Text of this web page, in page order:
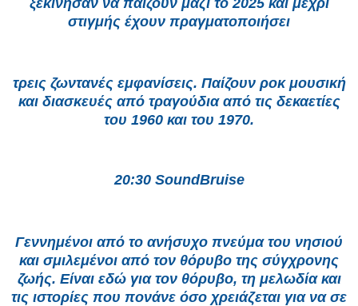
στιγμής έχουν πραγματοποιήσει
τρεις ζωντανές εμφανίσεις. Παίζουν ροκ μουσική
και διασκευές από τραγούδια από τις δεκαετίες
του 1960 και του 1970.
20:30 SoundBruise
Γεννημένοι από το ανήσυχο πνεύμα του νησιού
και σμιλεμένοι από τον θόρυβο της σύγχρονης
ζωής. Είναι εδώ για τον θόρυβο, τη μελωδία και
τις ιστορίες που πονάνε όσο χρειάζεται για να σε